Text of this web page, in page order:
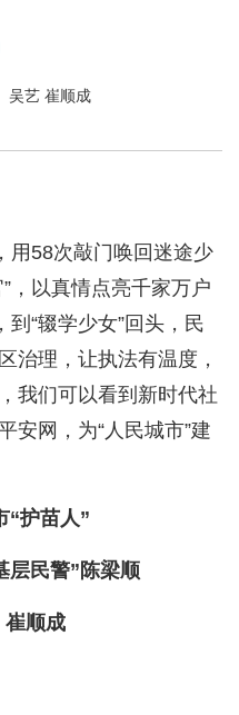
| 吴艺 崔顺成
用58次敲门唤回迷途少
，以真情点亮千家万户
到“辍学少女”回头，民
治理，让执法有温度，
我们可以看到新时代社
安网，为“人民城市”建
“护苗人”
民警”陈梁顺
顺成